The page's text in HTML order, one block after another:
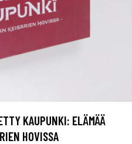
KAUPUNKI: ELÄMÄÄ
HOVISSA